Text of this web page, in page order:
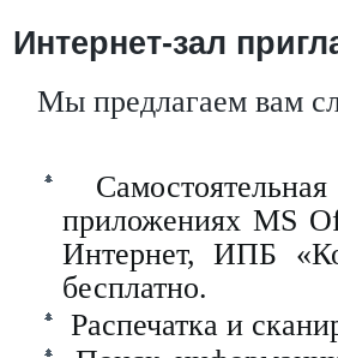
Интернет-зал
Мы предлагаем вам
приложениях MS
Интернет, ИПБ
бесплатно.
Распечатка и